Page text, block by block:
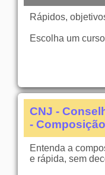
Rápidos,
Escolha um
CNJ -
- Composição
Entenda a
e rápida, sem